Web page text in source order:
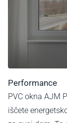
Performance
PVC okna AJM
iščete